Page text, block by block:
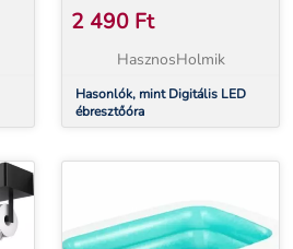
2 490 Ft
HasznosHolmik
Hasonlók, mint Digitális LED
ébresztőóra